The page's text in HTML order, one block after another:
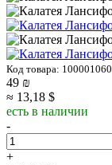
Код товара: 100001060
49 ₪
≈ 13,18 $
есть в наличии
-
+